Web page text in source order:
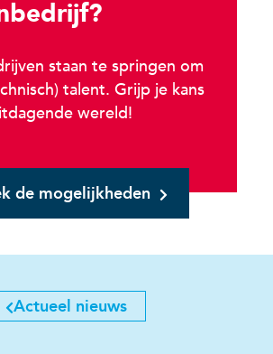
staan te springen om
talent. Grijp je kans
wereld!
de mogelijkheden
Actueel nieuws